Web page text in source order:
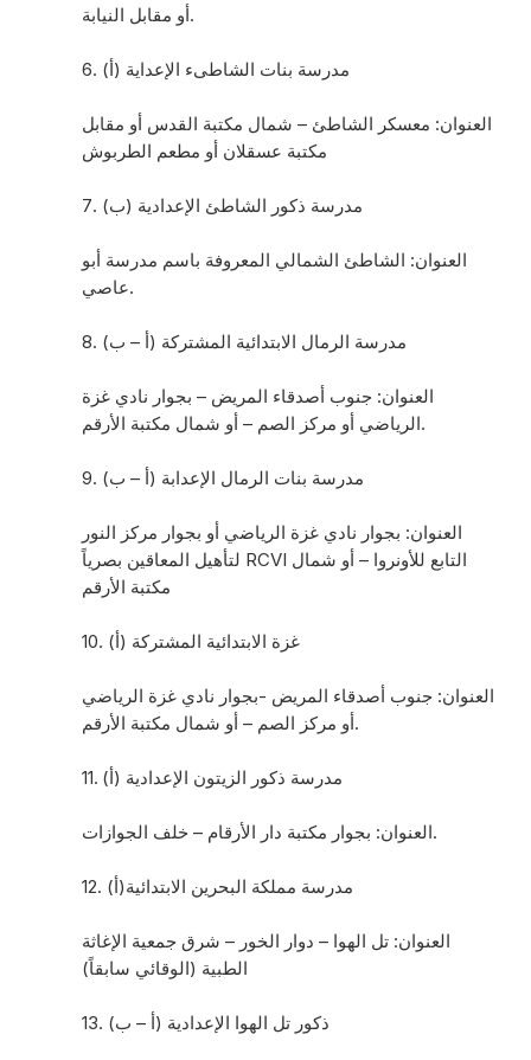
أو مقابل النيابة.
6. مدرسة بنات الشاطىء الإعداية (أ)
العنوان: معسكر الشاطئ – شمال مكتبة القدس أو مقابل
مكتبة عسقلان أو مطعم الطربوش
7. مدرسة ذكور الشاطئ الإعدادية (ب)
العنوان: الشاطئ الشمالي المعروفة باسم مدرسة أبو
عاصي.
8. مدرسة الرمال الابتدائية المشتركة (أ – ب)
العنوان: جنوب أصدقاء المريض – بجوار نادي غزة
الرياضي أو مركز الصم – أو شمال مكتبة الأرقم.
9. مدرسة بنات الرمال الإعدابة (أ – ب)
العنوان: بجوار نادي غزة الرياضي أو بجوار مركز النور
لتأهيل المعاقين بصرياً RCVI التابع للأونروا – أو شمال
مكتبة الأرقم
10. غزة الابتدائية المشتركة (أ)
العنوان: جنوب أصدقاء المريض -بجوار نادي غزة الرياضي
أو مركز الصم – أو شمال مكتبة الأرقم.
11. مدرسة ذكور الزيتون الإعدادية (أ)
العنوان: بجوار مكتبة دار الأرقام – خلف الجوازات.
12. مدرسة مملكة البحرين الابتدائية(أ)
العنوان: تل الهوا – دوار الخور – شرق جمعية الإغاثة
الطبية (الوقائي سابقاً)
13. ذكور تل الهوا الإعدادية (أ – ب)